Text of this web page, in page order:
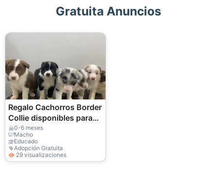
Gratuita Anuncios
Regalo Cachorros Border
Collie disponibles para
adopciónw
0-6 meses
Macho
Educado
Adopción Gratuita
29 visualizaciones